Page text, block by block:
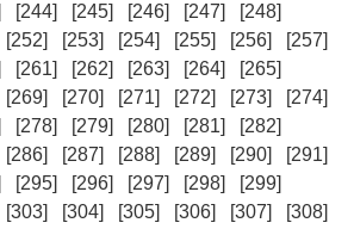
[244] [245] [246] [247]
[248]
[252] [253] [254] [255] [256]
[257]
[261] [262] [263] [264]
[265]
[269] [270] [271] [272] [273]
[274]
[278] [279] [280] [281]
[282]
[286] [287] [288] [289] [290]
[291]
[295] [296] [297] [298]
[299]
[303] [304] [305] [306] [307]
[308]